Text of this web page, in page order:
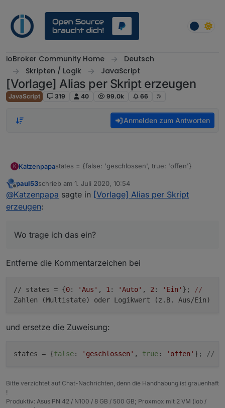
ioBroker Community Home
Deutsch
Skripten / Logik
JavaScript
[Vorlage] Alias per Skript erzeugen
JavaScript 319 40 99.0k 66
Anmelden zum Antworten
K Katzenpapastates = {false: 'geschlossen', true: 'offen'}
@ paul53Hallo Paul. Wo trage ich das ein? Ich
habe mir einen Magnetkontaktschalter an ein
Gruß Paul
Offline
paul53schrieb am 1. Juli 2020, 10:54
zuletzt editiert von
@Katzenpapa sagte in [Vorlage] Alias per Skript
erzeugen:
Wo trage ich das ein?
Entferne die Kommentarzeichen bei
// states = {0: 'Aus' , 1: 'Auto' , 2: 'Ein' };
//
Zahlen (Multistate) oder Logikwert (z.B. Aus/Ein)
und ersetze die Zuweisung:
states = {false: 'geschlossen' , true: 'offen' } ; //
Bitte verzichtet auf Chat-Nachrichten, denn die Handhabung ist grauenhaft
!
Produktiv: Asus PN 42 / N100 / 8 GB / 500 GB; Proxmox mit 2 VM (iob /